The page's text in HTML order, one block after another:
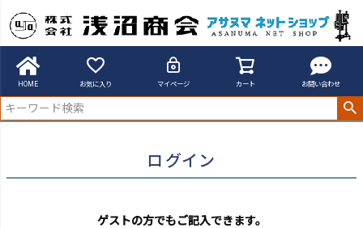
HOME お気に入り マイページ カート お問い合わせ
アサヌマネットショップ
ログイン
ゲストの方でもご記入できます。